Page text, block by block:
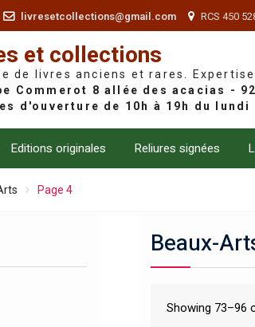
livresetcollections@gmail.com RCS 450
et collections
de livres anciens et rares. Expertise
Editions originales Reliures signées
Page 4
Beaux-
Showing 73–96